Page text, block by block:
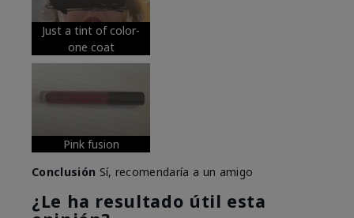
Just a tint of color-
one coat
Pink fusion
Conclusión Sí, recomendaría a un amigo
¿Le ha resultado útil esta